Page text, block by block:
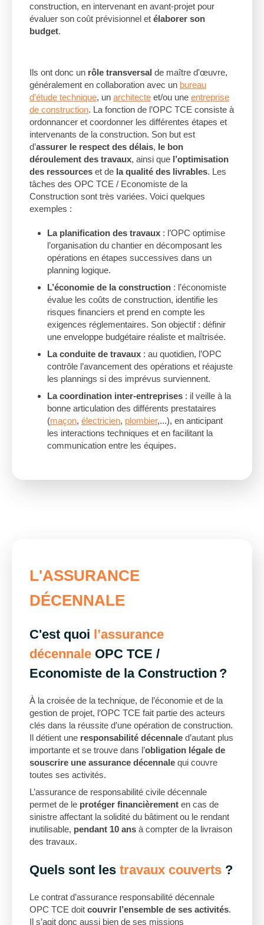
construction, en intervenant en avant-projet pour
évaluer son coût prévisionnel et élaborer son
budget.
Ils ont donc un rôle transversal de maître d'œuvre,
généralement en collaboration avec un bureau
d’étude technique, un architecte et/ou une entreprise
de construction. La fonction de l’OPC TCE consiste à
ordonnancer et coordonner les différentes étapes et
intervenants de la construction. Son but est
d’assurer le respect des délais, le bon
déroulement des travaux, ainsi que l’optimisation
des ressources et de la qualité des livrables. Les
tâches des OPC TCE / Economiste de la
Construction sont très variées. Voici quelques
exemples :
La planification des travaux : l’OPC optimise
l’organisation du chantier en décomposant les
opérations en étapes successives dans un
planning logique.
L’économie de la construction : l’économiste
évalue les coûts de construction, identifie les
risques financiers et prend en compte les
exigences réglementaires. Son objectif : définir
une enveloppe budgétaire réaliste et maîtrisée.
La conduite de travaux : au quotidien, l’OPC
contrôle l’avancement des opérations et réajuste
les plannings si des imprévus surviennent.
La coordination inter-entreprises : il veille à la
bonne articulation des différents prestataires
(maçon, électricien, plombier,...), en anticipant
les interactions techniques et en facilitant la
communication entre les équipes.
L'ASSURANCE
DÉCENNALE
C'est quoi l’assurance
décennale OPC TCE /
Economiste de la Construction ?
À la croisée de la technique, de l’économie et de la
gestion de projet, l’OPC TCE fait partie des acteurs
clés dans la réussite d’une opération de construction.
Il détient une responsabilité décennale d’autant plus
importante et se trouve dans l’obligation légale de
souscrire une assurance décennale qui couvre
toutes ses activités.
L’assurance de responsabilité civile décennale
permet de le protéger financièrement en cas de
sinistre affectant la solidité du bâtiment ou le rendant
inutilisable, pendant 10 ans à compter de la livraison
des travaux.
Quels sont les travaux couverts ?
Le contrat d’assurance responsabilité décennale
OPC TCE doit couvrir l’ensemble de ses activités.
Il s’agit donc aussi bien de ses missions